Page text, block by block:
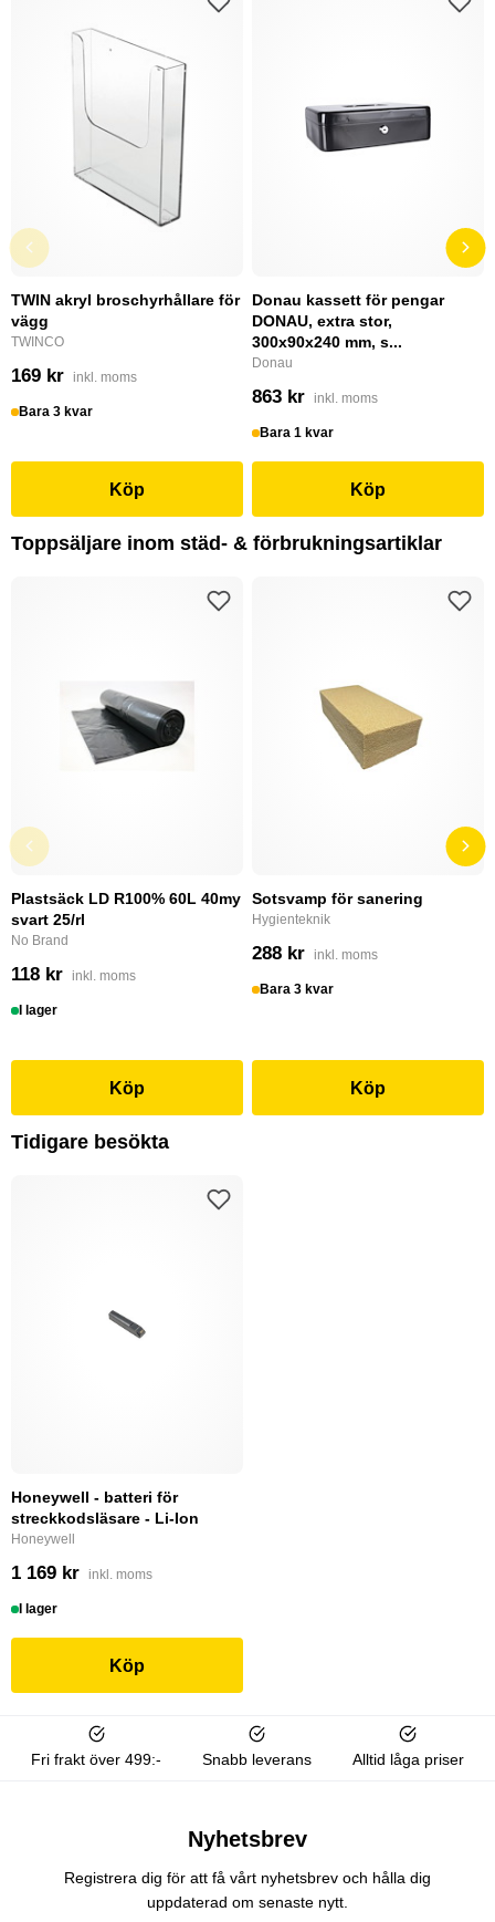
TWIN akryl broschyrhållare för
vägg
TWINCO
169 kr inkl. moms
Bara 3 kvar
Köp
Donau kassett för pengar
DONAU, extra stor,
300x90x240 mm, s...
Donau
863 kr inkl. moms
Bara 1 kvar
Köp
Toppsäljare inom städ- & förbrukningsartiklar
Plastsäck LD R100% 60L 40my
svart 25/rl
No Brand
118 kr inkl. moms
I lager
Köp
Sotsvamp för sanering
Hygienteknik
288 kr inkl. moms
Bara 3 kvar
Köp
Tidigare besökta
Honeywell - batteri för
streckkodsläsare - Li-Ion
Honeywell
1 169 kr inkl. moms
I lager
Köp
Fri frakt över 499:- Snabb leverans Alltid låga priser
Nyhetsbrev
Registrera dig för att få vårt nyhetsbrev och hålla dig
uppdaterad om senaste nytt.